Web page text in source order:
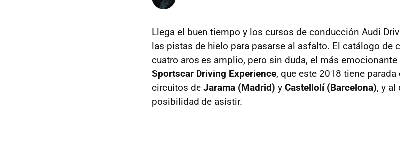
Llega el buen tiempo y los cursos de conducción Audi
las pistas de hielo para pasarse al asfalto. El catálogo de
cuatro aros es amplio, pero sin duda, el más emocionante
Sportscar Driving Experience, que este 2018 tiene
circuitos de Jarama (Madrid) y Castellolí (Barcelona), y al
posibilidad de asistir.